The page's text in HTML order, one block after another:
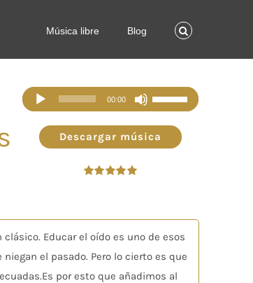
Música libre Blog
Reproductor
de
audio
00:00
Utiliza
las
teclas
aumentar
o
disminuir
Descargar música
Educar el oído es uno de esos
el pasado. Pero lo cierto es que
por esto que añadimos al